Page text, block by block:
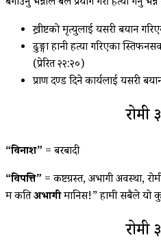
ख्रीष्टको मृत्युलाई यसरी बयान
ढुङ्गा हानी हत्या गरिएका
(प्रेरित २२:२०)
प्राण दण्ड दिने कार्यलाई यसरी
रोमी
“विनाश” = बरबादी
“विपत्ति” = कष्टग्रस्त, अभागी अवस्था,
म कतिअभागीमानिस!” हामी सबैले यो
रोमी